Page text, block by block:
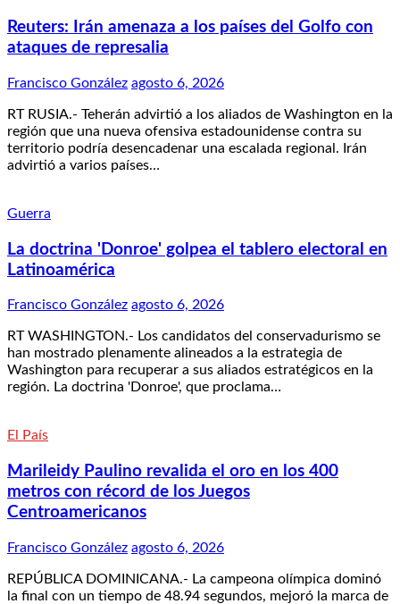
Reuters: Irán amenaza a los países del Golfo con
ataques de represalia
Francisco González agosto 6, 2026
RT RUSIA.- Teherán advirtió a los aliados de Washington en la
región que una nueva ofensiva estadounidense contra su
territorio podría desencadenar una escalada regional. Irán
advirtió a varios países…
Guerra
La doctrina 'Donroe' golpea el tablero electoral en
Latinoamérica
Francisco González agosto 6, 2026
RT WASHINGTON.- Los candidatos del conservadurismo se
han mostrado plenamente alineados a la estrategia de
Washington para recuperar a sus aliados estratégicos en la
región. La doctrina 'Donroe', que proclama…
El País
Marileidy Paulino revalida el oro en los 400
metros con récord de los Juegos
Centroamericanos
Francisco González agosto 6, 2026
REPÚBLICA DOMINICANA.- La campeona olímpica dominó
la final con un tiempo de 48.94 segundos, mejoró la marca de